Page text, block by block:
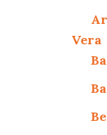
Vera